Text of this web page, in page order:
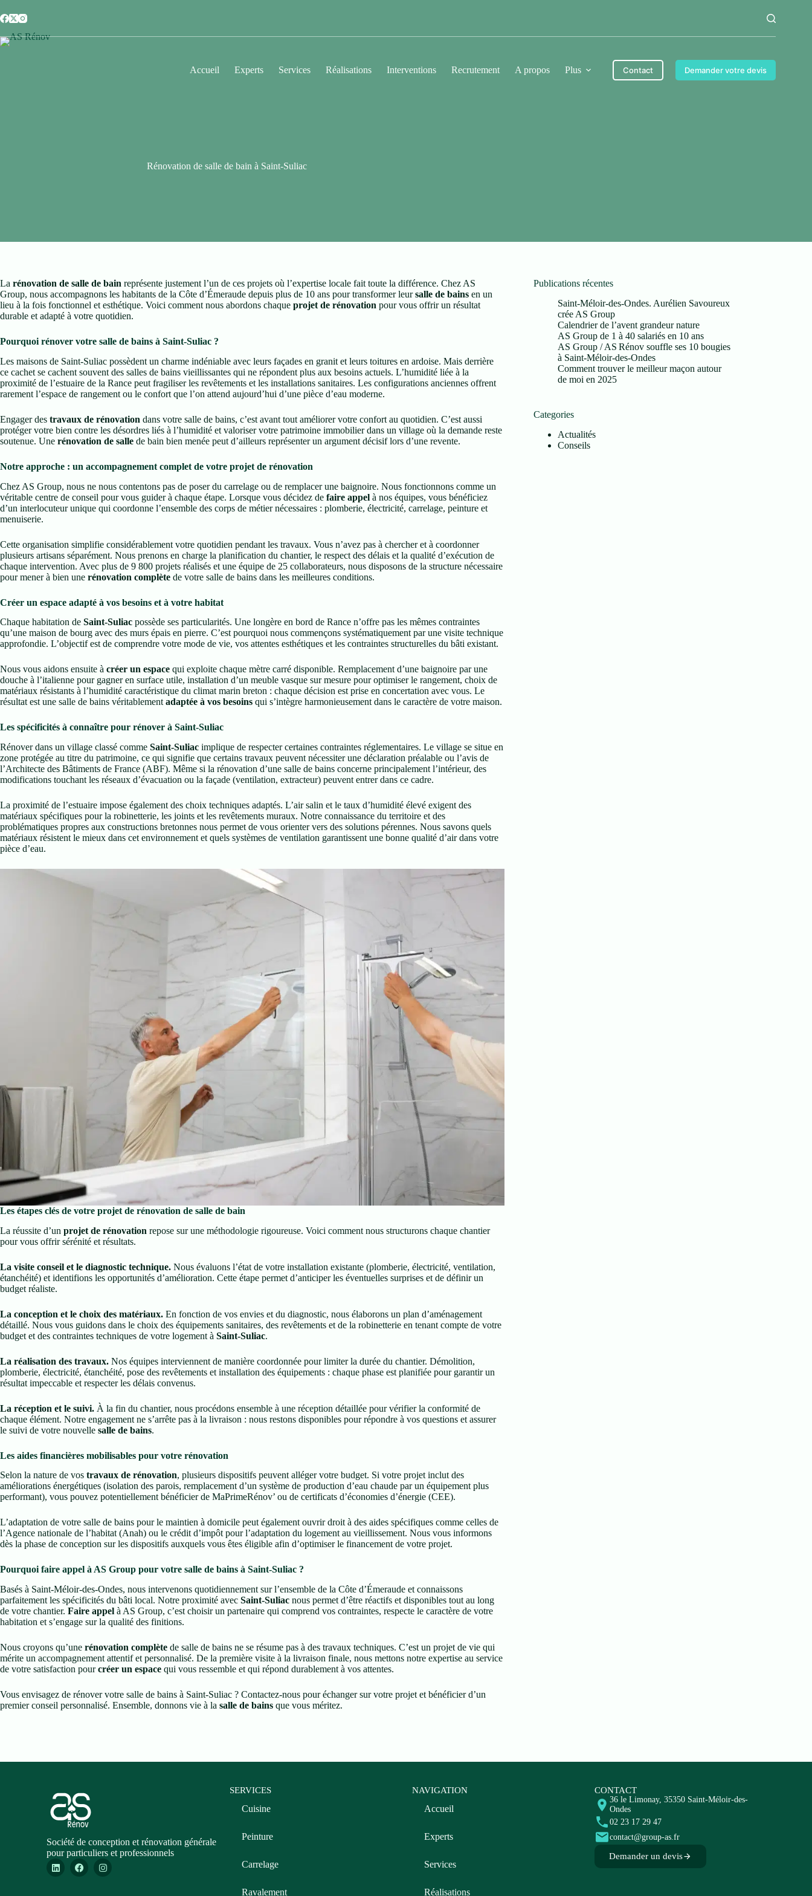
Accueil Experts Services Réalisations Interventions Recrutement A propos Plus Contact Demander votre devis
Rénovation de salle de bain à Saint-Suliac
La rénovation de salle de bain représente justement l’un de ces projets où l’expertise locale fait toute la différence. Chez AS
Group, nous accompagnons les habitants de la Côte d’Émeraude depuis plus de 10 ans pour transformer leursalle de bains en un
lieu à la fois fonctionnel et esthétique. Voici comment nous abordons chaque projet de rénovation pour vous offrir un résultat
durable et adapté à votre quotidien.
Pourquoi rénover votre salle de bains à Saint-Suliac ?
Les maisons de Saint-Suliac possèdent un charme indéniable avec leurs façades en granit et leurs toitures en ardoise. Mais derrière
ce cachet se cachent souvent des salles de bains vieillissantes qui ne répondent plus aux besoins actuels. L’humidité liée à la
proximité de l’estuaire de la Rance peut fragiliser les revêtements et les installations sanitaires. Les configurations anciennes offrent
rarement l’espace de rangement ou le confort que l’on attend aujourd’hui d’une pièce d’eau moderne.
Engager des travaux de rénovation dans votre salle de bains, c’est avant tout améliorer votre confort au quotidien. C’est aussi
protéger votre bien contre les désordres liés à l’humidité et valoriser votre patrimoine immobilier dans un village où la demande reste
soutenue. Une rénovation de salle de bain bien menée peut d’ailleurs représenter un argument décisif lors d’une revente.
Notre approche : un accompagnement complet de votre projet de rénovation
Chez AS Group, nous ne nous contentons pas de poser du carrelage ou de remplacer une baignoire. Nous fonctionnons comme un
véritable centre de conseil pour vous guider à chaque étape. Lorsque vous décidez de faire appel à nos équipes, vous bénéficiez
d’un interlocuteur unique qui coordonne l’ensemble des corps de métier nécessaires : plomberie, électricité, carrelage, peinture et
menuiserie.
Cette organisation simplifie considérablement votre quotidien pendant les travaux. Vous n’avez pas à chercher et à coordonner
plusieurs artisans séparément. Nous prenons en charge la planification du chantier, le respect des délais et la qualité d’exécution de
chaque intervention. Avec plus de 9 800 projets réalisés et une équipe de 25 collaborateurs, nous disposons de la structure nécessaire
pour mener à bien une rénovation complète de votre salle de bains dans les meilleures conditions.
Créer un espace adapté à vos besoins et à votre habitat
Chaque habitation de Saint-Suliac possède ses particularités. Une longère en bord de Rance n’offre pas les mêmes contraintes
qu’une maison de bourg avec des murs épais en pierre. C’est pourquoi nous commençons systématiquement par une visite technique
approfondie. L’objectif est de comprendre votre mode de vie, vos attentes esthétiques et les contraintes structurelles du bâti existant.
Nous vous aidons ensuite à créer un espace qui exploite chaque mètre carré disponible. Remplacement d’une baignoire par une
douche à l’italienne pour gagner en surface utile, installation d’un meuble vasque sur mesure pour optimiser le rangement, choix de
matériaux résistants à l’humidité caractéristique du climat marin breton : chaque décision est prise en concertation avec vous. Le
résultat est une salle de bains véritablement adaptée à vos besoins qui s’intègre harmonieusement dans le caractère de votre maison.
Les spécificités à connaître pour rénover à Saint-Suliac
Rénover dans un village classé comme Saint-Suliac implique de respecter certaines contraintes réglementaires. Le village se situe en
zone protégée au titre du patrimoine, ce qui signifie que certains travaux peuvent nécessiter une déclaration préalable ou l’avis de
l’Architecte des Bâtiments de France (ABF). Même si la rénovation d’une salle de bains concerne principalement l’intérieur, des
modifications touchant les réseaux d’évacuation ou la façade (ventilation, extracteur) peuvent entrer dans ce cadre.
La proximité de l’estuaire impose également des choix techniques adaptés. L’air salin et le taux d’humidité élevé exigent des
matériaux spécifiques pour la robinetterie, les joints et les revêtements muraux. Notre connaissance du territoire et des
problématiques propres aux constructions bretonnes nous permet de vous orienter vers des solutions pérennes. Nous savons quels
matériaux résistent le mieux dans cet environnement et quels systèmes de ventilation garantissent une bonne qualité d’air dans votre
pièce d’eau.
Les étapes clés de votre projet de rénovation de salle de bain
La réussite d’un projet de rénovation repose sur une méthodologie rigoureuse. Voici comment nous structurons chaque chantier
pour vous offrir sérénité et résultats.
La visite conseil et le diagnostic technique. Nous évaluons l’état de votre installation existante (plomberie, électricité, ventilation,
étanchéité) et identifions les opportunités d’amélioration. Cette étape permet d’anticiper les éventuelles surprises et de définir un
budget réaliste.
La conception et le choix des matériaux. En fonction de vos envies et du diagnostic, nous élaborons un plan d’aménagement
détaillé. Nous vous guidons dans le choix des équipements sanitaires, des revêtements et de la robinetterie en tenant compte de votre
budget et des contraintes techniques de votre logement à Saint-Suliac.
La réalisation des travaux. Nos équipes interviennent de manière coordonnée pour limiter la durée du chantier. Démolition,
plomberie, électricité, étanchéité, pose des revêtements et installation des équipements : chaque phase est planifiée pour garantir un
résultat impeccable et respecter les délais convenus.
La réception et le suivi. À la fin du chantier, nous procédons ensemble à une réception détaillée pour vérifier la conformité de
chaque élément. Notre engagement ne s’arrête pas à la livraison : nous restons disponibles pour répondre à vos questions et assurer
le suivi de votre nouvelle salle de bains.
Les aides financières mobilisables pour votre rénovation
Selon la nature de vos travaux de rénovation, plusieurs dispositifs peuvent alléger votre budget. Si votre projet inclut des
améliorations énergétiques (isolation des parois, remplacement d’un système de production d’eau chaude par un équipement plus
performant), vous pouvez potentiellement bénéficier de MaPrimeRénov’ ou de certificats d’économies d’énergie (CEE).
L’adaptation de votre salle de bains pour le maintien à domicile peut également ouvrir droit à des aides spécifiques comme celles de
l’Agence nationale de l’habitat (Anah) ou le crédit d’impôt pour l’adaptation du logement au vieillissement. Nous vous informons
dès la phase de conception sur les dispositifs auxquels vous êtes éligible afin d’optimiser le financement de votre projet.
Pourquoi faire appel à AS Group pour votre salle de bains à Saint-Suliac ?
Basés à Saint-Méloir-des-Ondes, nous intervenons quotidiennement sur l’ensemble de la Côte d’Émeraude et connaissons
parfaitement les spécificités du bâti local. Notre proximité avec Saint-Suliac nous permet d’être réactifs et disponibles tout au long
de votre chantier. Faire appel à AS Group, c’est choisir un partenaire qui comprend vos contraintes, respecte le caractère de votre
habitation et s’engage sur la qualité des finitions.
Nous croyons qu’une rénovation complète de salle de bains ne se résume pas à des travaux techniques. C’est un projet de vie qui
mérite un accompagnement attentif et personnalisé. De la première visite à la livraison finale, nous mettons notre expertise au service
de votre satisfaction pourcréer un espace qui vous ressemble et qui répond durablement à vos attentes.
Vous envisagez de rénover votre salle de bains à Saint-Suliac ? Contactez-nous pour échanger sur votre projet et bénéficier d’un
premier conseil personnalisé. Ensemble, donnons vie à la salle de bains que vous méritez.
Publications récentes
Saint-Méloir-des-Ondes. Aurélien Savoureux
crée AS Group
Calendrier de l’avent grandeur nature
AS Group de 1 à 40 salariés en 10 ans
AS Group / AS Rénov souffle ses 10 bougies
à Saint‑Méloir‑des‑Ondes
Comment trouver le meilleur maçon autour
de moi en 2025
Categories
Actualités
Conseils
Société de conception et rénovation générale
pour particuliers et professionnels
SERVICES
Cuisine
Peinture
Carrelage
Ravalement
NAVIGATION
Accueil
Experts
Services
Réalisations
CONTACT
36 le Limonay, 35350 Saint-Méloir-des-
Ondes
02 23 17 29 47
contact@group-as.fr
Demander un devis